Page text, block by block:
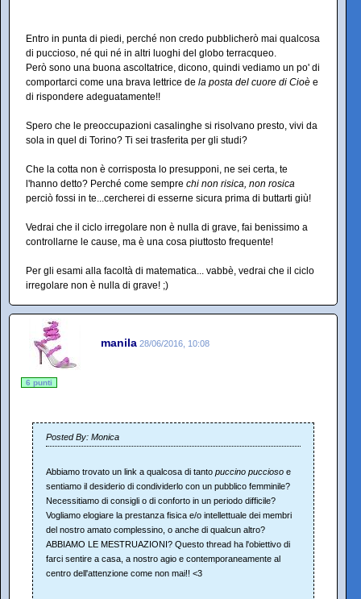
Entro in punta di piedi, perché non credo pubblicherò mai qualcosa
di puccioso, né qui né in altri luoghi del globo terracqueo.
Però sono una buona ascoltatrice, dicono, quindi vediamo un po' di
comportarci come una brava lettrice de la posta del cuore di Cioè e
di rispondere adeguatamente!!
Spero che le preoccupazioni casalinghe si risolvano presto, vivi da
sola in quel di Torino? Ti sei trasferita per gli studi?
Che la cotta non è corrisposta lo presupponi, ne sei certa, te
l'hanno detto? Perché come sempre chi non risica, non rosica
perciò fossi in te...cercherei di esserne sicura prima di buttarti giù!
Vedrai che il ciclo irregolare non è nulla di grave, fai benissimo a
controllarne le cause, ma è una cosa piuttosto frequente!
Per gli esami alla facoltà di matematica... vabbè, vedrai che il ciclo
irregolare non è nulla di grave! ;)
manila 28/06/2016, 10:08
6 punti
Posted By: Monica
Abbiamo trovato un link a qualcosa di tanto puccino puccioso e
sentiamo il desiderio di condividerlo con un pubblico femminile?
Necessitiamo di consigli o di conforto in un periodo difficile?
Vogliamo elogiare la prestanza fisica e/o intellettuale dei membri
del nostro amato complessino, o anche di qualcun altro?
ABBIAMO LE MESTRUAZIONI? Questo thread ha l'obiettivo di
farci sentire a casa, a nostro agio e contemporaneamente al
centro dell'attenzione come non mai!! <3